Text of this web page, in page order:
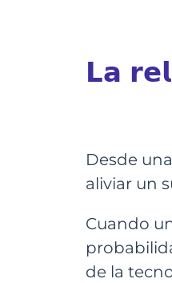
𝗟𝗮
Desde
aliviar un
Cuando
de la